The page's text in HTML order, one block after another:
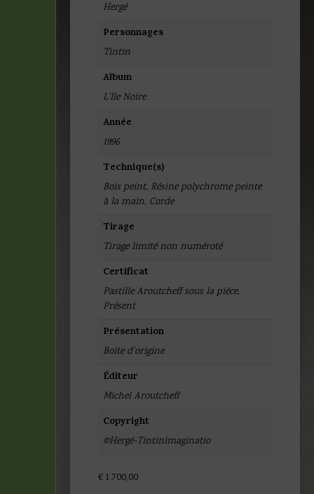
Hergé
Personnages
Tintin
Album
L'Ile Noire
Année
1996
Technique(s)
Bois peint, Résine polychrome peinte
à la main, Corde
Tirage
Tirage limité non numéroté
Certificat
Pastille Aroutcheff sous la pièce,
Présent
Présentation
Boite d'origine
Éditeur
Michel Aroutcheff
Copyright
©Hergé-Tintinimaginatio
€ 1.700,00